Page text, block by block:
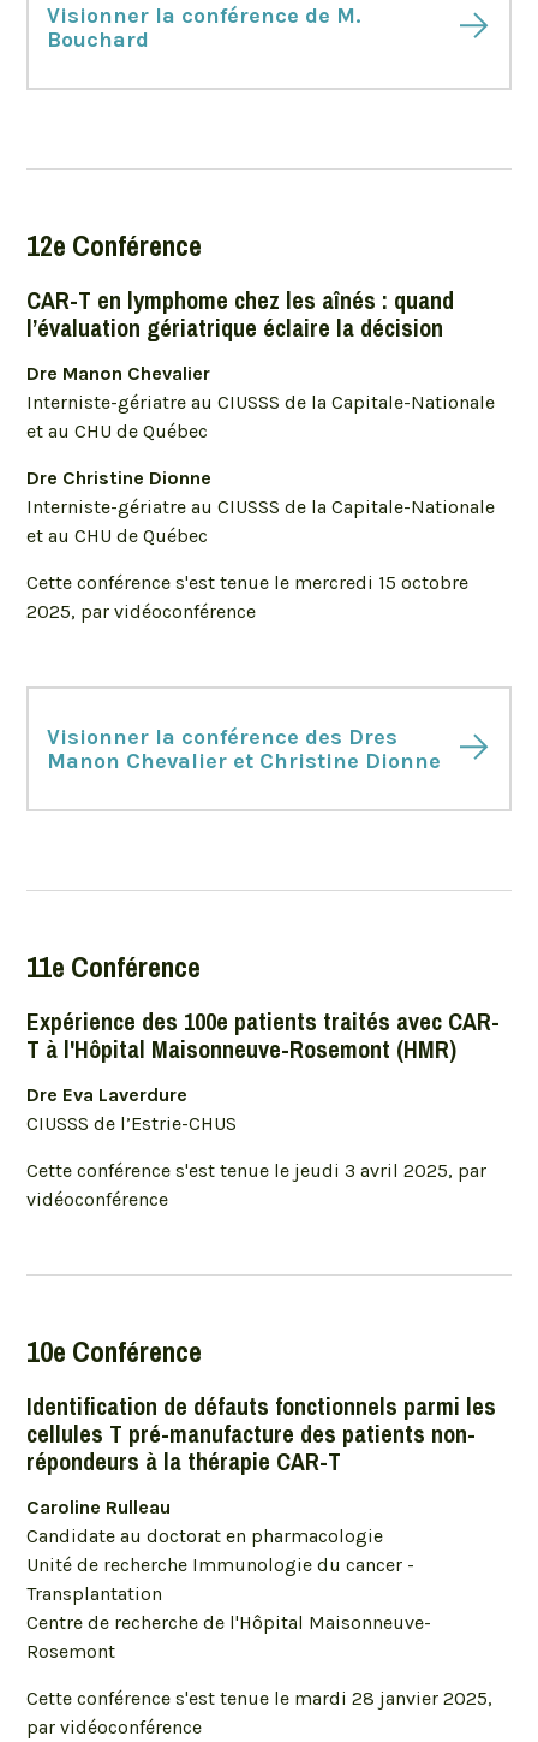
Visionner la conférence de M.
Bouchard
12e Conférence
CAR-T en lymphome chez les aînés : quand
l’évaluation gériatrique éclaire la décision
Dre Manon Chevalier
Interniste-gériatre au CIUSSS de la Capitale-Nationale
et au CHU de Québec
Dre Christine Dionne
Interniste-gériatre au CIUSSS de la Capitale-Nationale
et au CHU de Québec
Cette conférence s'est tenue le mercredi 15 octobre
2025, par vidéoconférence
Visionner la conférence des Dres
Manon Chevalier et Christine Dionne
11e Conférence
Expérience des 100e patients traités avec CAR-
T à l'Hôpital Maisonneuve-Rosemont (HMR)
Dre Eva Laverdure
CIUSSS de l’Estrie-CHUS
Cette conférence s'est tenue le jeudi 3 avril 2025, par
vidéoconférence
10e Conférence
Identification de défauts fonctionnels parmi les
cellules T pré-manufacture des patients non-
répondeurs à la thérapie CAR-T
Caroline Rulleau
Candidate au doctorat en pharmacologie
Unité de recherche Immunologie du cancer -
Transplantation
Centre de recherche de l'Hôpital Maisonneuve-
Rosemont
Cette conférence s'est tenue le mardi 28 janvier 2025,
par vidéoconférence